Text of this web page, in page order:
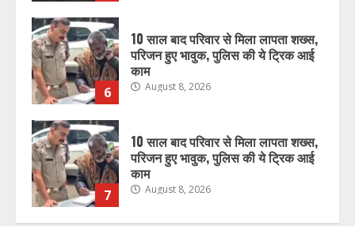
6
10 साल बाद परिवार से मिला लापता शख्स,
परिजन हुए भावुक, पुलिस की ये ट्रिक आई
काम
August 8, 2026
7
10 साल बाद परिवार से मिला लापता शख्स,
परिजन हुए भावुक, पुलिस की ये ट्रिक आई
काम
August 8, 2026